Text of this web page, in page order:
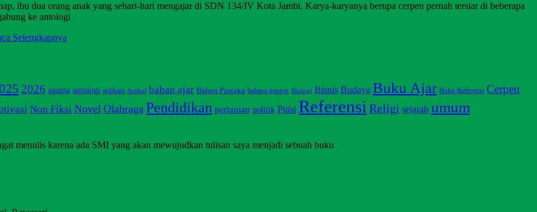
ibu dua orang anak yang sehari-hari mengajar di SDN 134/IV Kota Jambi. Karya-karyanya berupa cerpen pernah tersiar di beberapa
ke antologi
Selengkapnya
2026 agama antologi aplikasi Artikel bahan ajar Bahan Pustaka bahasa inggris Biologi Bisnis Budaya Buku Ajar Buku Referensi Cerpen
Non Fiksi Novel Olahraga Pendidikan pertanian politik Puisi Referensi Religi sejarah umum
menulis karena ada SMI yang akan mewujudkan tulisan saya menjadi sebuah buku